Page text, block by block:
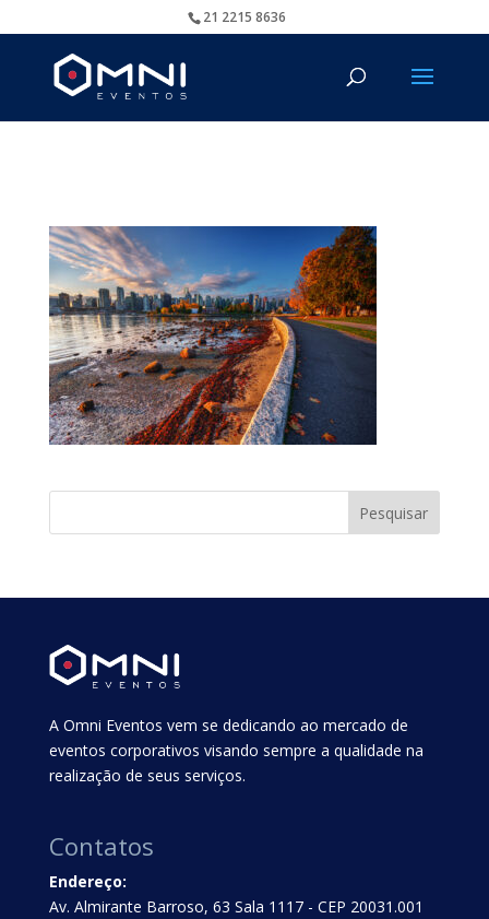
21 2215 8636
A Omni Eventos vem se dedicando ao mercado de
eventos corporativos visando sempre a qualidade na
realização de seus serviços.
Contatos
Endereço:
Av. Almirante Barroso, 63 Sala 1117 - CEP 20031.001